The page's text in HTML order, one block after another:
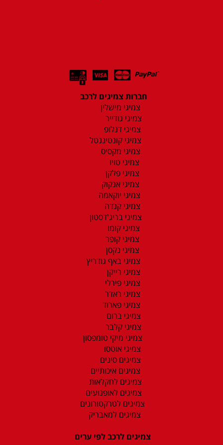
חברות צמיגים לרכב
צמיגי מישלין
צמיגי גודייר
צמיגי דנלופ
צמיגי קונטיננטל
צמיגי מקסיס
צמיגי טויו
צמיגי פלקן
צמיגי אנקוק
צמיגי יוקאמה
צמיגי קנדה
צמיגי בריג'דסטון
צמיגי קומו
צמיגי קופר
צמיגי נקסן
צמיגי באף גודריץ
צמיגי רייקן
צמיגי פירלי
צמיגי ראדר
צמיגי פארוד
צמיגי ברום
צמיגי קלבר
צמיגי מיקי טומפסון
צמיגי אוטסו
צמיגים סינים
צמיגים איכותיים
צמיגים לחקלאות
צמיגים לאופנועים
צמיגים לטרקטורונים
צמיגים למאבריק
צמיגים לרכב לפי ערים